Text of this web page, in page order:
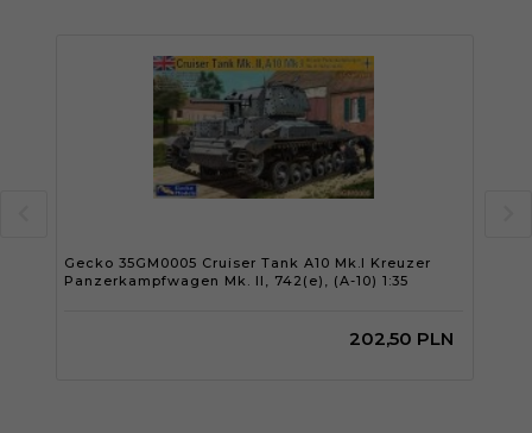
Gecko 35GM0005 Cruiser Tank A10 Mk.I Kreuzer
Panzerkampfwagen Mk. II, 742(e), (A-10) 1:35
202,50 PLN